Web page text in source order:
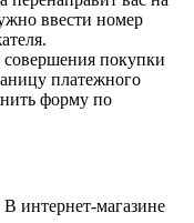
ввести номер
покупки
платежного
форму по
интернет-магазине